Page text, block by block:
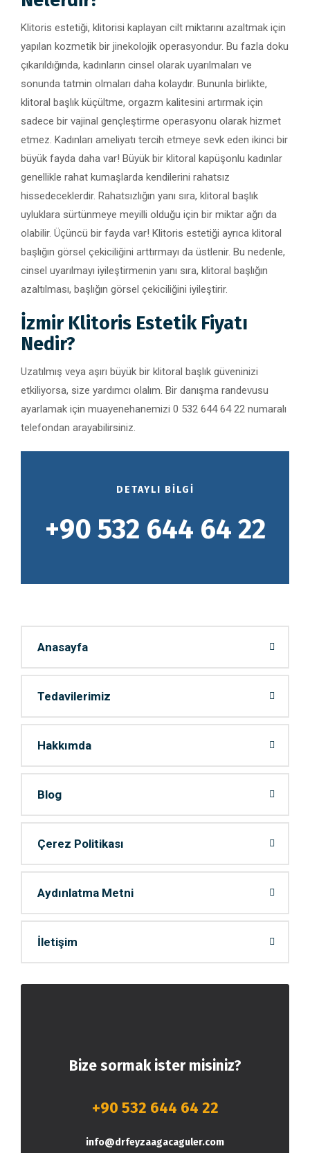
Klitoris estetiği, klitorisi kaplayan cilt miktarını azaltmak için
yapılan kozmetik bir jinekolojik operasyondur. Bu fazla doku
çıkarıldığında, kadınların cinsel olarak uyarılmaları ve
sonunda tatmin olmaları daha kolaydır. Bununla birlikte,
klitoral başlık küçültme, orgazm kalitesini artırmak için
sadece bir vajinal gençleştirme operasyonu olarak hizmet
etmez. Kadınları ameliyatı tercih etmeye sevk eden ikinci bir
büyük fayda daha var! Büyük bir klitoral kapüşonlu kadınlar
genellikle rahat kumaşlarda kendilerini rahatsız
hissedeceklerdir. Rahatsızlığın yanı sıra, klitoral başlık
uyluklara sürtünmeye meyilli olduğu için bir miktar ağrı da
olabilir. Üçüncü bir fayda var! Klitoris estetiği ayrıca klitoral
başlığın görsel çekiciliğini arttırmayı da üstlenir. Bu nedenle,
cinsel uyarılmayı iyileştirmenin yanı sıra, klitoral başlığın
azaltılması, başlığın görsel çekiciliğini iyileştirir.
İzmir Klitoris Estetik Fiyatı
Nedir?
Uzatılmış veya aşırı büyük bir klitoral başlık güveninizi
etkiliyorsa, size yardımcı olalım. Bir danışma randevusu
ayarlamak için muayenehanemizi 0 532 644 64 22 numaralı
telefondan arayabilirsiniz.
DETAYLI BILGI
+90 532 644 64 22
Anasayfa
Tedavilerimiz
Hakkımda
Blog
Çerez Politikası
Aydınlatma Metni
İletişim
Bize sormak ister misiniz?
+90 532 644 64 22
info@drfeyzaagacaguler.com